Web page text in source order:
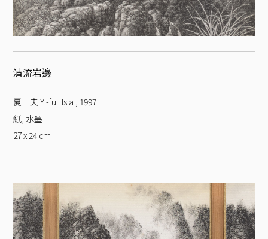
清流岩邊
夏一夫 Yi-fu Hsia , 1997
紙, 水墨
27 x 24 cm